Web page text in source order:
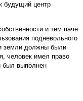
будущий центр
и тем паче
подневольного
земли должны были
человек имел право
был выполнен